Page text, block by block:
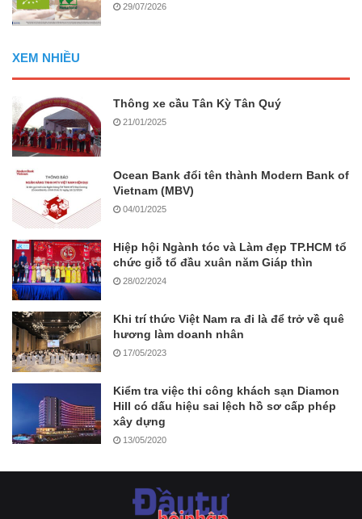
29/07/2026
XEM NHIỀU
Thông xe cầu Tân Kỳ Tân Quý
21/01/2025
Ocean Bank đổi tên thành Modern Bank of
Vietnam (MBV)
04/01/2025
Hiệp hội Ngành tóc và Làm đẹp TP.HCM tổ
chức giỗ tổ đầu xuân năm Giáp thìn
28/02/2024
Khi trí thức Việt Nam ra đi là để trở về quê
hương làm doanh nhân
17/05/2023
Kiểm tra việc thi công khách sạn Diamon
Hill có dấu hiệu sai lệch hồ sơ cấp phép
xây dựng
13/05/2020